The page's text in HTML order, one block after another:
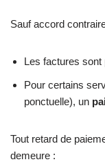
Sauf accord
Les factures sont
Pour certains
ponctuelle), un
Tout retard de
demeure :